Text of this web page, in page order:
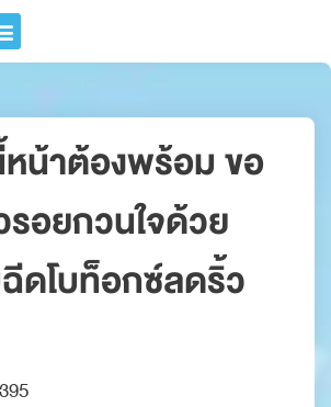
น้าต้องพร้อม ขอ
อยกวนใจด้วย
ดโบท็อกซ์ลดริ้ว
395